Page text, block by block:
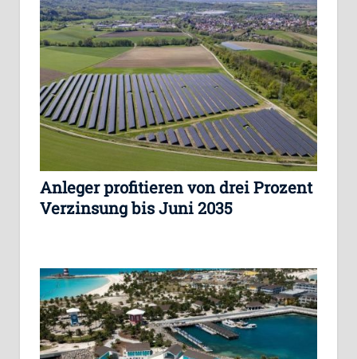
Anleger profitieren von drei Prozent
Verzinsung bis Juni 2035